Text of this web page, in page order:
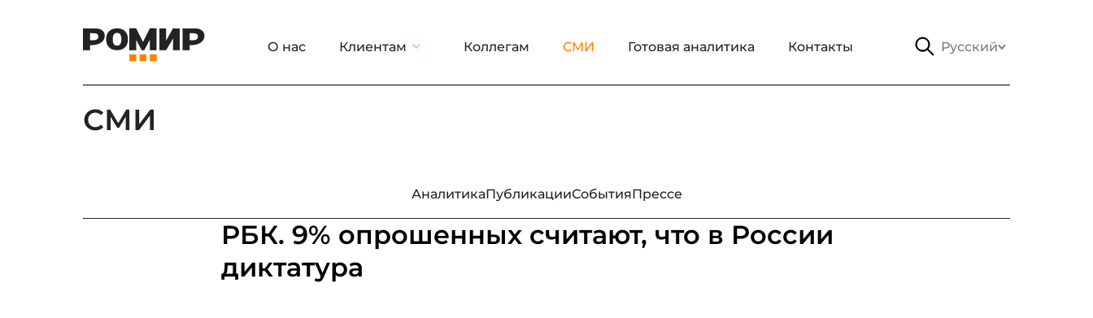
О нас Клиентам Коллегам СМИ Готовая аналитика Контакты Русский
СМИ
АналитикаПубликацииСобытияПрессе
РБК. 9% опрошенных считают, что в России
диктатура